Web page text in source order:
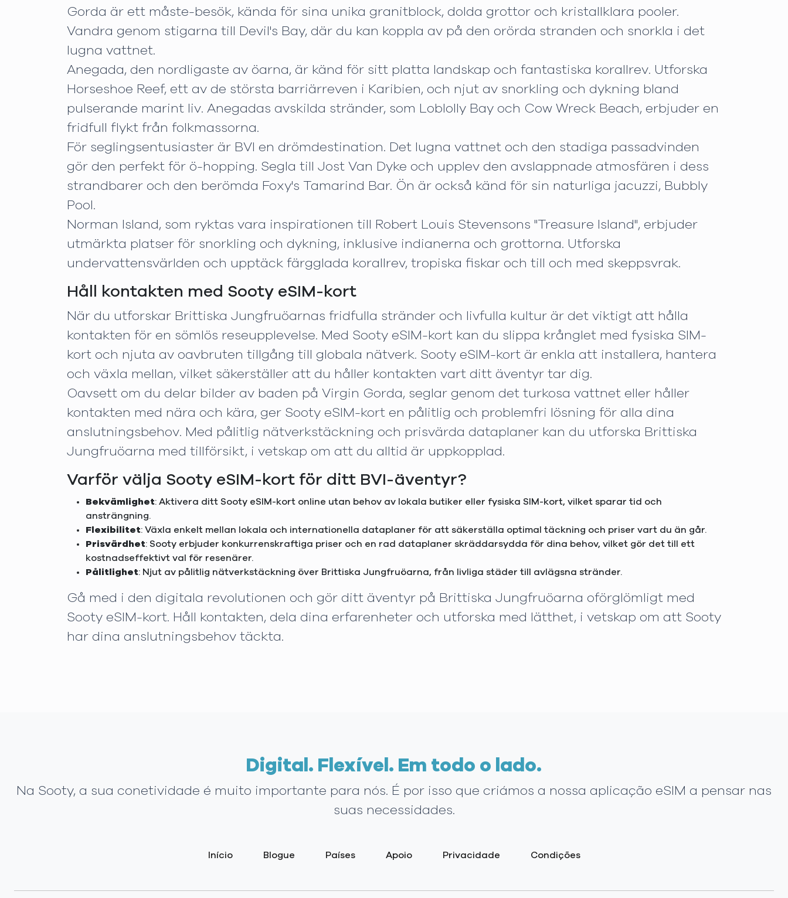
Gorda är ett måste-besök, kända för sina unika granitblock, dolda grottor och kristallklara pooler.
Vandra genom stigarna till Devil's Bay, där du kan koppla av på den orörda stranden och snorkla i det
lugna vattnet.
Anegada, den nordligaste av öarna, är känd för sitt platta landskap och fantastiska korallrev. Utforska
Horseshoe Reef, ett av de största barriärreven i Karibien, och njut av snorkling och dykning bland
pulserande marint liv. Anegadas avskilda stränder, som Loblolly Bay och Cow Wreck Beach, erbjuder en
fridfull flykt från folkmassorna.
För seglingsentusiaster är BVI en drömdestination. Det lugna vattnet och den stadiga passadvinden
gör den perfekt för ö-hopping. Segla till Jost Van Dyke och upplev den avslappnade atmosfären i dess
strandbarer och den berömda Foxy's Tamarind Bar. Ön är också känd för sin naturliga jacuzzi, Bubbly
Pool.
Norman Island, som ryktas vara inspirationen till Robert Louis Stevensons "Treasure Island", erbjuder
utmärkta platser för snorkling och dykning, inklusive indianerna och grottorna. Utforska
undervattensvärlden och upptäck färgglada korallrev, tropiska fiskar och till och med skeppsvrak.
Håll kontakten med Sooty eSIM-kort
När du utforskar Brittiska Jungfruöarnas fridfulla stränder och livfulla kultur är det viktigt att hålla
kontakten för en sömlös reseupplevelse. Med Sooty eSIM-kort kan du slippa krånglet med fysiska SIM-
kort och njuta av oavbruten tillgång till globala nätverk. Sooty eSIM-kort är enkla att installera, hantera
och växla mellan, vilket säkerställer att du håller kontakten vart ditt äventyr tar dig.
Oavsett om du delar bilder av baden på Virgin Gorda, seglar genom det turkosa vattnet eller håller
kontakten med nära och kära, ger Sooty eSIM-kort en pålitlig och problemfri lösning för alla dina
anslutningsbehov. Med pålitlig nätverkstäckning och prisvärda dataplaner kan du utforska Brittiska
Jungfruöarna med tillförsikt, i vetskap om att du alltid är uppkopplad.
Varför välja Sooty eSIM-kort för ditt BVI-äventyr?
Bekvämlighet: Aktivera ditt Sooty eSIM-kort online utan behov av lokala butiker eller fysiska SIM-kort, vilket sparar tid och
ansträngning.
Flexibilitet: Växla enkelt mellan lokala och internationella dataplaner för att säkerställa optimal täckning och priser vart du än går.
Prisvärdhet: Sooty erbjuder konkurrenskraftiga priser och en rad dataplaner skräddarsydda för dina behov, vilket gör det till ett
kostnadseffektivt val för resenärer.
Pålitlighet: Njut av pålitlig nätverkstäckning över Brittiska Jungfruöarna, från livliga städer till avlägsna stränder.
Gå med i den digitala revolutionen och gör ditt äventyr på Brittiska Jungfruöarna oförglömligt med
Sooty eSIM-kort. Håll kontakten, dela dina erfarenheter och utforska med lätthet, i vetskap om att Sooty
har dina anslutningsbehov täckta.
Digital. Flexível. Em todo o lado.
Na Sooty, a sua conetividade é muito importante para nós. É por isso que criámos a nossa aplicação eSIM a pensar nas
suas necessidades.
Início Blogue Países Apoio Privacidade Condições